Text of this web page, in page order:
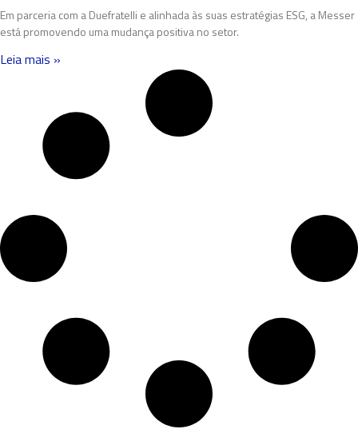
Em parceria com a Duefratelli e alinhada às suas estratégias ESG, a Messer
está promovendo uma mudança positiva no setor.
Leia mais »